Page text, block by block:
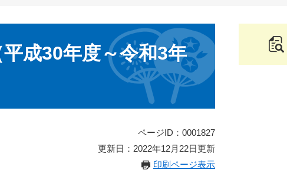
成30年度～令和3年
ページID：0001827
更新日：2022年12月22日更新
印刷ページ表示